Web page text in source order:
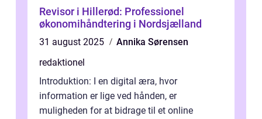
Revisor i Hillerød: Professionel
økonomihåndtering i Nordsjælland
31 august 2025
Annika Sørensen
redaktionel
Introduktion: I en digital æra, hvor
information er lige ved hånden, er
muligheden for at bidrage til et online